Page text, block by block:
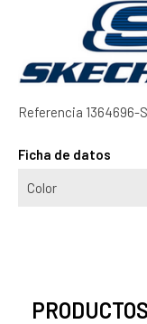
Referencia 1364696-
Ficha de datos
Color